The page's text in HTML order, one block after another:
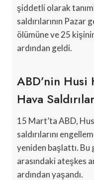
şiddetli olarak
saldırılarının Pazar
ölümüne ve 25
ardından geldi.
ABD’nin
Hava
15 Mart’ta ABD,
saldırılarını
yeniden başlattı. Bu
arasındaki ateşkes
ardından yaşandı.